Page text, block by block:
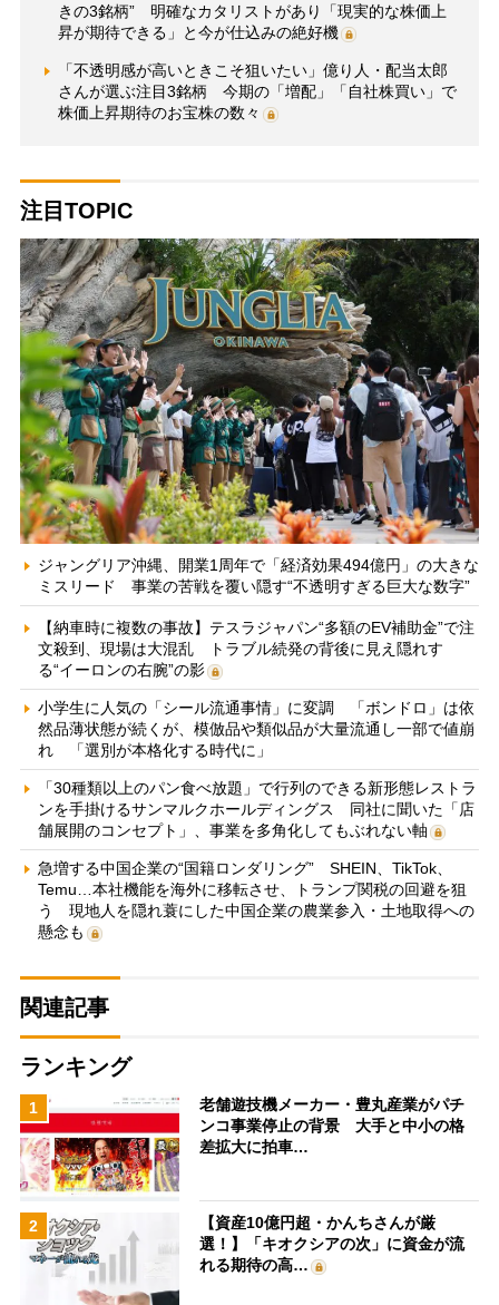
きの3銘柄” 明確なカタリストがあり「現実的な株価上
昇が期待できる」と今が仕込みの絶好機
「不透明感が高いときこそ狙いたい」億り人・配当太郎
さんが選ぶ注目3銘柄 今期の「増配」「自社株買い」で
株価上昇期待のお宝株の数々
注目TOPIC
ジャングリア沖縄、開業1周年で「経済効果494億円」の大きな
ミスリード 事業の苦戦を覆い隠す“不透明すぎる巨大な数字”
【納車時に複数の事故】テスラジャパン“多額のEV補助金”で注
文殺到、現場は大混乱 トラブル続発の背後に見え隠れす
る“イーロンの右腕”の影
小学生に人気の「シール流通事情」に変調 「ボンドロ」は依
然品薄状態が続くが、模倣品や類似品が大量流通し一部で値崩
れ 「選別が本格化する時代に」
「30種類以上のパン食べ放題」で行列のできる新形態レストラ
ンを手掛けるサンマルクホールディングス 同社に聞いた「店
舗展開のコンセプト」、事業を多角化してもぶれない軸
急増する中国企業の“国籍ロンダリング” SHEIN、TikTok、
Temu…本社機能を海外に移転させ、トランプ関税の回避を狙
う 現地人を隠れ蓑にした中国企業の農業参入・土地取得への
懸念も
関連記事
ランキング
1
老舗遊技機メーカー・豊丸産業がパチ
ンコ事業停止の背景 大手と中小の格
差拡大に拍車…
2
【資産10億円超・かんちさんが厳
選！】「キオクシアの次」に資金が流
れる期待の高…